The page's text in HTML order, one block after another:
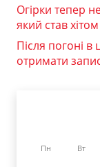
Огірки тепер
який став
Після погоні
отримати
Пн Вт